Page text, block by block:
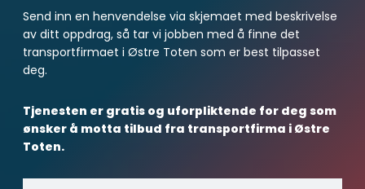
Send inn en henvendelse via skjemaet med beskrivelse
av ditt oppdrag, så tar vi jobben med å finne det
transportfirmaet i Østre Toten som er best tilpasset
deg.
Tjenesten er gratis og uforpliktende for deg som
ønsker å motta tilbud fra transportfirma i Østre
Toten.